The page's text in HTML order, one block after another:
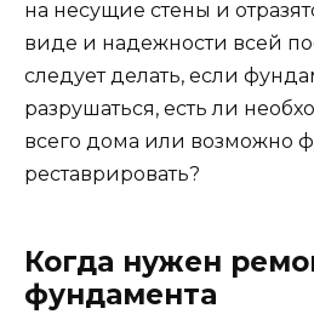
на несущие стены и
виде и надежности всей
следует делать, если
разрушаться, есть ли
всего дома или возможно
реставрировать?
Когда нужен
фундамента